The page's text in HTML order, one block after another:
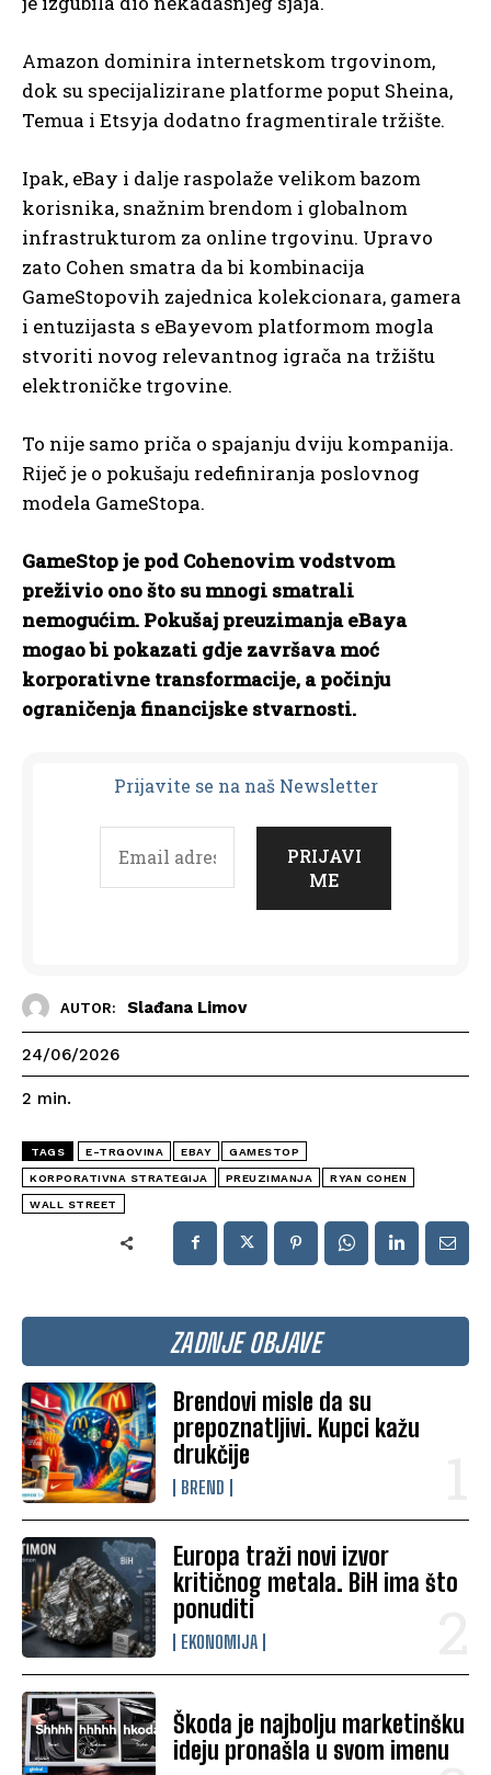
ZADNJE OBJAVE
Brendovi misle da su
prepoznatljivi. Kupci kažu
drukčije
BREND
Europa traži novi izvor
kritičnog metala. BiH ima što
ponuditi
EKONOMIJA
Škoda je najbolju marketinšku
ideju pronašla u svom imenu
Amazon dominira internetskom trgovinom,
dok su specijalizirane platforme poput Sheina,
Temua i Etsyja dodatno fragmentirale tržište.
Ipak, eBay i dalje raspolaže velikom bazom
korisnika, snažnim brendom i globalnom
infrastrukturom za online trgovinu. Upravo
zato Cohen smatra da bi kombinacija
GameStopovih zajednica kolekcionara, gamera
i entuzijasta s eBayevom platformom mogla
stvoriti novog relevantnog igrača na tržištu
elektroničke trgovine.
To nije samo priča o spajanju dviju kompanija.
Riječ je o pokušaju redefiniranja poslovnog
modela GameStopa.
GameStop je pod Cohenovim vodstvom
preživio ono što su mnogi smatrali
nemogućim. Pokušaj preuzimanja eBaya
mogao bi pokazati gdje završava moć
korporativne transformacije, a počinju
ograničenja financijske stvarnosti.
Prijavite se na naš Newsletter
AUTOR: Slađana Limov
24/06/2026
2 min.
TAGS E-TRGOVINA EBAY GAMESTOP
KORPORATIVNA STRATEGIJA PREUZIMANJA RYAN COHEN
WALL STREET